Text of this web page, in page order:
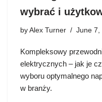
wybrać i
by Alex Turner June 7,
Kompleksowy
elektrycznych – jak je
wyboru optymalnego
w branży.